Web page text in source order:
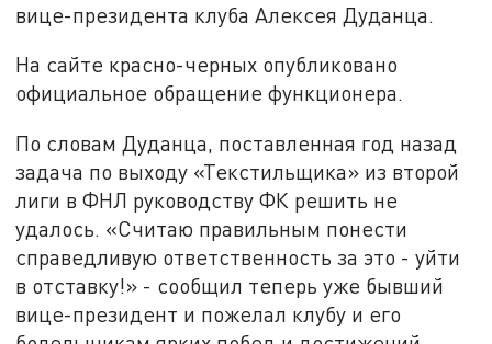
вице-президента клуба Алексея Дуданца.
На сайте красно-черных опубликовано
официальное обращение функционера.
По словам Дуданца, поставленная год назад
задача по выходу «Текстильщика» из второй
лиги в ФНЛ руководству ФК решить не
удалось. «Считаю правильным понести
справедливую ответственность за это - уйти
в отставку!» - сообщил теперь уже бывший
вице-президент и пожелал клубу и его